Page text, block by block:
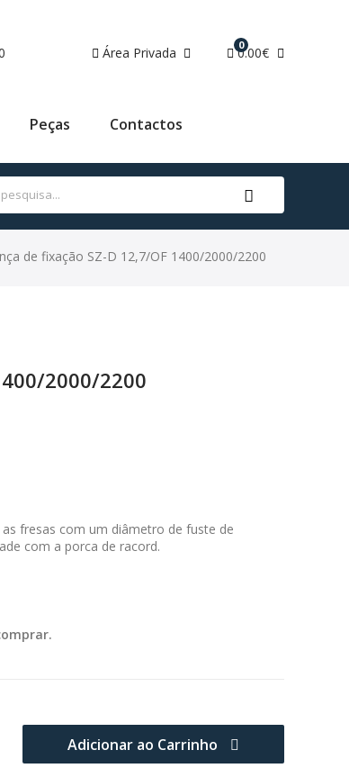
Área Privada 0
0.00€
Peças Contactos
de fixação SZ-D 12,7/OF 1400/2000/2200
2000/2200
fresas com um diâmetro de fuste de
com a porca de racord.
Adicionar ao Carrinho